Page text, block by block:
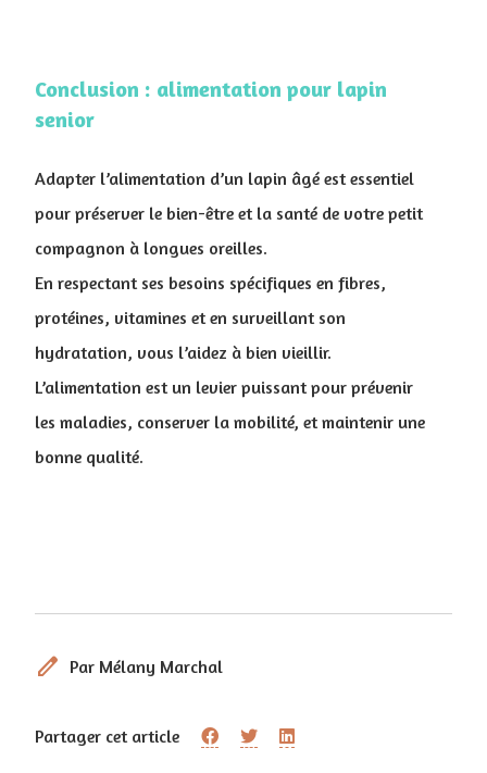
Conclusion : alimentation pour lapin
senior
Adapter l’alimentation d’un lapin âgé est essentiel
pour préserver le bien-être et la santé de votre petit
compagnon à longues oreilles.
En respectant ses besoins spécifiques en fibres,
protéines, vitamines et en surveillant son
hydratation, vous l’aidez à bien vieillir.
L’alimentation est un levier puissant pour prévenir
les maladies, conserver la mobilité, et maintenir une
bonne qualité.
edit Par Mélany Marchal
Partager cet article